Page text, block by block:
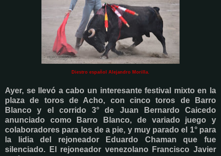
Diestro español Alejandro Morilla.
Ayer, se llevó a cabo un interesante festival mixto en la
plaza de toros de Acho, con cinco toros de Barro
Blanco y el corrido 3° de Juan Bernardo Caicedo
anunciado como Barro Blanco, de variado juego y
colaboradores para los de a pie, y muy parado el 1° para
la lidia del rejoneador Eduardo Chaman que fue
silenciado. El rejoneador venezolano Francisco Javier